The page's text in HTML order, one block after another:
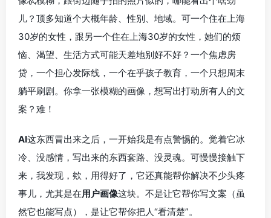
儿？顶多知道个大概年龄、性别、地域。可一个住在上海
30岁的女性，跟另一个住在上海30岁的女性，她们的烦
恼、渴望、生活方式可能天差地别好不好？一个焦虑房
贷，一个担心发际线，一个在乎孩子教育，一个只想周末
躺平刷剧。你拿一张模糊的画像，想写出打动所有人的文
案？难！
AI这东西冒出来之后，一开始我是有点警惕的。觉着它冰
冷、没感情，写出来的东西套路、没灵魂。可慢慢接触下
来，我发现，欸，用得好了，它还真能帮你解决不少头疼
事儿，尤其是在用户画像这块。不是让它帮你写文案（虽
然它也能写点），是让它帮你把人“看清楚”。